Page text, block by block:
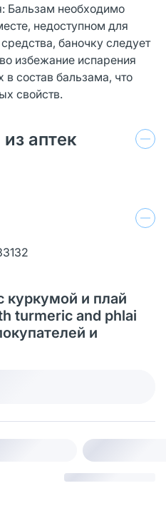
Бальзам необходимо
недоступном для
баночку следует
избежание испарения
состав бальзама, что
свойств.
аптек
куркумой и плай
turmeric and phlai
и